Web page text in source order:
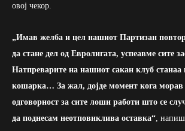
овој чекор.
„Имав желба и цел нашиот Партизан
да стане дел од Евролигата, успеавме сите
Натпреварите на нашиот сакан клуб станаа
кошарка… За жал, дојде момент кога морав
одговорност за сите лоши работи што се
да поднесам неотповиклива оставка“,